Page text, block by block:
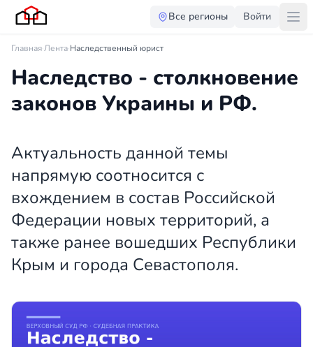
Все регионы Войти
Главная·Лента·Наследственный юрист
Наследство - столкновение
законов Украины и РФ.
Актуальность данной темы
напрямую соотносится с
вхождением в состав Российской
Федерации новых территорий, а
также ранее вошедших Республики
Крым и города Севастополя.